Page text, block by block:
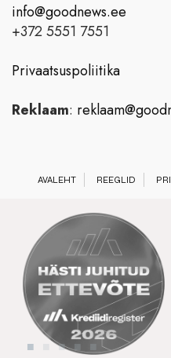
info@goodnews.ee
+372 5551 7551
Privaatsuspoliitika
Reklaam:
AVALEHT REEGLID